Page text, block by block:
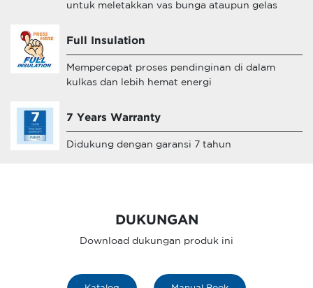
untuk meletakkan vas bunga ataupun gelas
Full Insulation
Mempercepat proses pendinginan di dalam
kulkas dan lebih hemat energi
7 Years Warranty
Didukung dengan garansi 7 tahun
DUKUNGAN
Download dukungan produk ini